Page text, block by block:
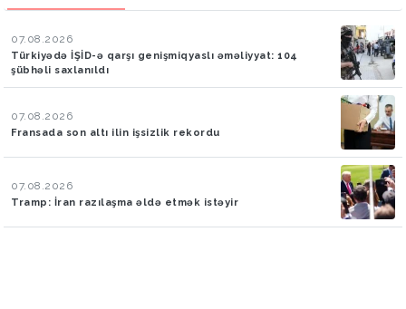
07.08.2026
Türkiyədə İŞİD-ə qarşı genişmiqyaslı əməliyyat: 104
şübhəli saxlanıldı
07.08.2026
Fransada son altı ilin işsizlik rekordu
07.08.2026
Tramp: İran razılaşma əldə etmək istəyir